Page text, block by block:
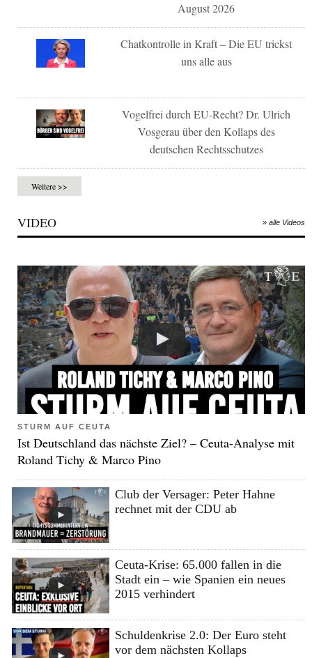
August 2026
Chatkontrolle in Kraft – Die EU trickst
uns alle aus
Vogelfrei durch EU-Recht? Dr. Ulrich
Vosgerau über den Kollaps des
deutschen Rechtsschutzes
Weitere >>
VIDEO » alle Videos
STURM AUF CEUTA
Ist Deutschland das nächste Ziel? – Ceuta-Analyse mit
Roland Tichy & Marco Pino
Club der Versager: Peter Hahne
rechnet mit der CDU ab
Ceuta-Krise: 65.000 fallen in die
Stadt ein – wie Spanien ein neues
2015 verhindert
Schuldenkrise 2.0: Der Euro steht
vor dem nächsten Kollaps